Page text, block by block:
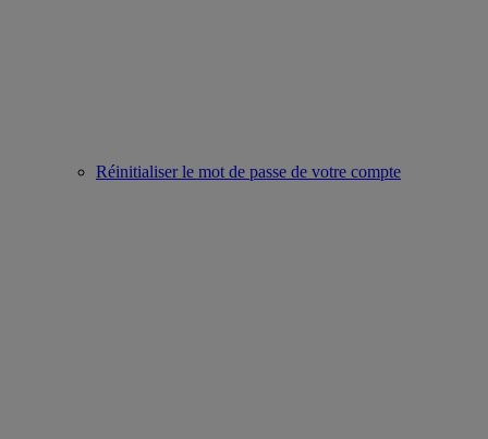
Réinitialiser le mot de passe de votre compte